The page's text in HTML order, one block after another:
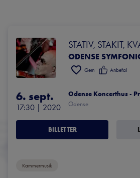
STATIV, STAKIT,
ODENSE
Gem Anbefal
6. sept.
17:30 | 2020
Odense Koncerthus -
Odense
BILLETTER
Kammermusik